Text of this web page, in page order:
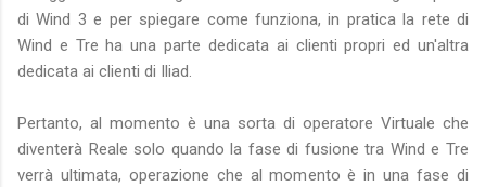
di Wind 3 e per spiegare come funziona, in pratica la rete di
Wind e Tre ha una parte dedicata ai clienti propri ed un'altra
dedicata ai clienti di Iliad.
Pertanto, al momento è una sorta di operatore Virtuale che
diventerà Reale solo quando la fase di fusione tra Wind e Tre
verrà ultimata, operazione che al momento è in una fase di